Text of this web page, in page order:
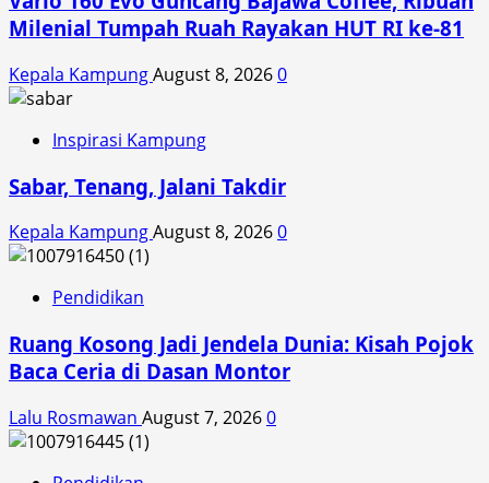
Milenial Tumpah Ruah Rayakan HUT RI ke-81
Kepala KampungAugust 8, 20260
Inspirasi Kampung
Sabar, Tenang, Jalani Takdir
Kepala KampungAugust 8, 20260
Pendidikan
Ruang Kosong Jadi Jendela Dunia: Kisah Pojok
Baca Ceria di Dasan Montor
Lalu Rosmawan August 7, 20260